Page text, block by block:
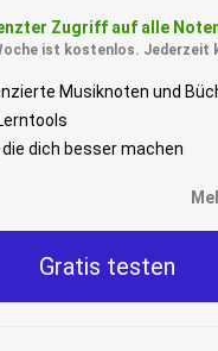
Zugriff auf alle
ist kostenlos. Jederzeit
Musiknoten und
dich besser machen
Gratis testen